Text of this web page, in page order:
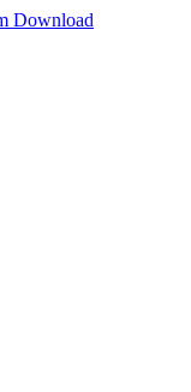
Download